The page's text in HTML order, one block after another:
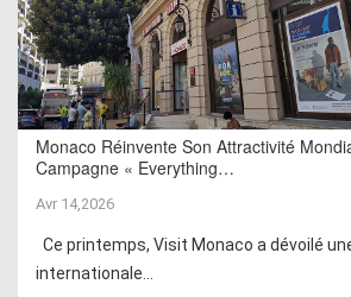
Monaco Réinvente Son Attractivité
Campagne « Everything…
Avr 14,2026
Ce printemps, Visit Monaco a dévoilé
internationale...